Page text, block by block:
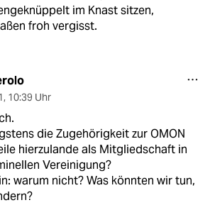
im Knast sitzen,
froh vergisst.
, 10:39 Uhr
die Zugehörigkeit zur OMON
hierzulande als Mitgliedschaft in
Vereinigung?
warum nicht? Was könnten wir tun,